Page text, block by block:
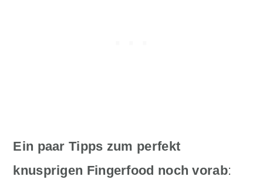
Ein paar Tipps zum perfekt
knusprigen Fingerfood noch vorab: